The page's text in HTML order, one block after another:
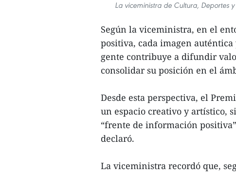
La viceministra de Cultura, Deportes
Según la viceministra, en el
positiva, cada imagen
gente contribuye a difundir
consolidar su posición en el
Desde esta perspectiva, el
un espacio creativo y artístico,
“frente de información
declaró.
La viceministra recordó que,